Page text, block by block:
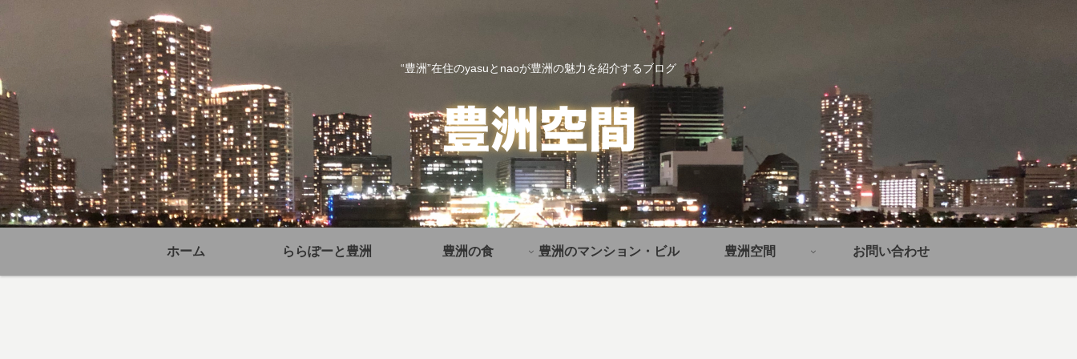
“豊洲”在住のyasuとnaoが豊洲の魅力を紹介するブログ
ホーム ららぽーと豊洲 豊洲の食 豊洲のマンション・ビル 豊洲空間 お問い合わせ